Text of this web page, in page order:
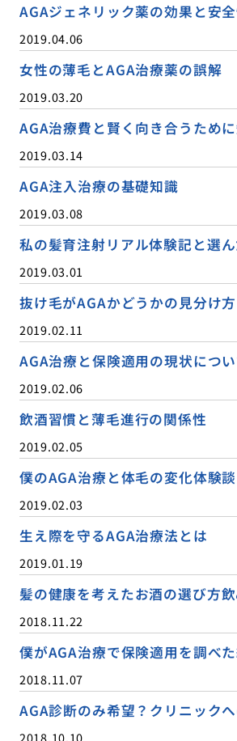
AGAジェネリック薬の効果と安
2019.04.06
女性の薄毛とAGA治療薬の誤解
2019.03.20
AGA治療費と賢く向き合うため
2019.03.14
AGA注入治療の基礎知識
2019.03.08
私の髪育注射リアル体験記と選
2019.03.01
抜け毛がAGAかどうかの見分け方
2019.02.11
AGA治療と保険適用の現状につ
2019.02.06
飲酒習慣と薄毛進行の関係性
2019.02.05
僕のAGA治療と体毛の変化体験談
2019.02.03
生え際を守るAGA治療法とは
2019.01.19
髪の健康を考えたお酒の選び方
2018.11.22
僕がAGA治療で保険適用を調べ
2018.11.07
AGA診断のみ希望？クリニック